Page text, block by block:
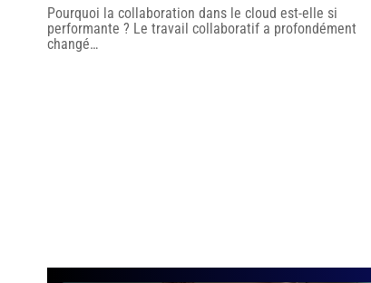
Pourquoi la collaboration dans le cloud est-elle si
performante ? Le travail collaboratif a profondément
changé…